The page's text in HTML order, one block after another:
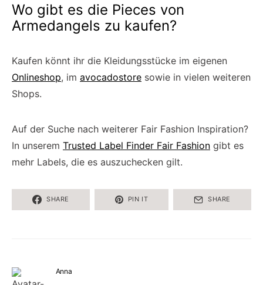
Wo gibt es die Pieces von
Armedangels zu kaufen?
Kaufen könnt ihr die Kleidungsstücke im eigenen
Onlineshop, im avocadostore sowie in vielen weiteren
Shops.
Auf der Suche nach weiterer Fair Fashion Inspiration?
In unserem Trusted Label Finder Fair Fashion gibt es
mehr Labels, die es auszuchecken gilt.
SHARE PIN IT SHARE
Anna